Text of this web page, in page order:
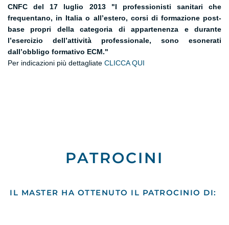
CNFC del 17 luglio 2013 "I professionisti sanitari che
frequentano, in Italia o all’estero, corsi di formazione post-
base propri della categoria di appartenenza e durante
l’esercizio dell’attività professionale, sono esonerati
dall’obbligo formativo ECM."
Per indicazioni più dettagliate CLICCA QUI
PATROCINI
IL MASTER HA OTTENUTO IL PATROCINIO DI: